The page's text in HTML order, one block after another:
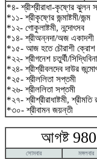
*৪- শ্রীশ্রীরাধা-কৃষ্ণের ঝুলন
*১১- শ্রীকৃষ্ণের জন্মাষ্টমী/জন্ম
*১২- গোকুলাষ্টমী, নন্দোৎসব
*১৪- শ্রীঅন্নদা/অজ একাদশী
*১৫- আজ হতে চৌরাশী ক্রোশ
*২২- শ্রীগনেশ চতুর্থী/
*২৪- শ্রীশ্রীবলদেব দাউর
*২৫- শ্রীললিতা সপ্তমী
*২৬- শ্রীললিতা সপ্তমী
*২৭- শ্রীশ্রীরাধাষ্টমী, শ্রীমতি
*৩০- শ্রীবামন জয়ন্তী
আগষ্ট
সোমবার মঙ্গলবার